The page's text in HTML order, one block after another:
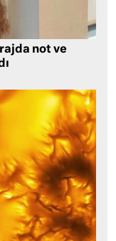
not ve